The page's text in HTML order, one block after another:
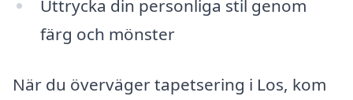
Uttrycka din personliga stil genom
färg och mönster
När du överväger tapetsering i Los, kom